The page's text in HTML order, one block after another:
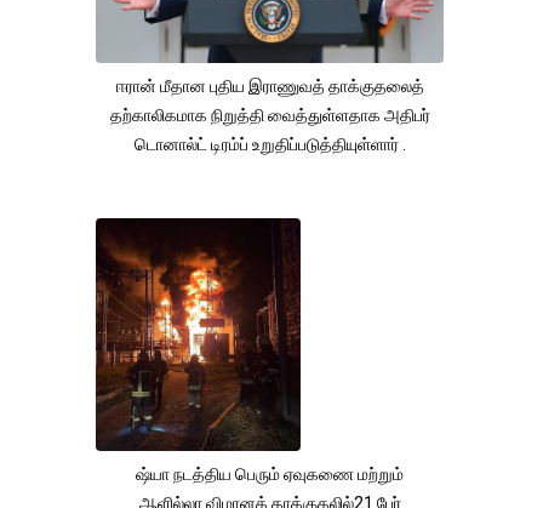
ஈரான் மீதான புதிய இராணுவத் தாக்குதலைத்
தற்காலிகமாக நிறுத்தி வைத்துள்ளதாக அதிபர்
டொனால்ட் டிரம்ப் உறுதிப்படுத்தியுள்ளார் .
ஷ்யா நடத்திய பெரும் ஏவுகணை மற்றும்
ஆளில்லா விமானத் தாக்குதலில்21 பேர்